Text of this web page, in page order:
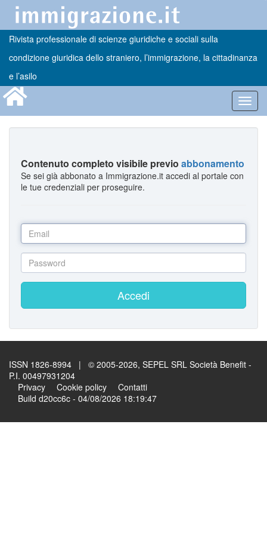
Rivista professionale di scienze giuridiche e sociali sulla
condizione giuridica dello straniero, l’immigrazione, la cittadinanza
e l’asilo
Contenuto completo visibile previo abbonamento
Se sei già abbonato a Immigrazione.it accedi al portale con
le tue credenziali per proseguire.
Accedi
ISSN 1826-8994 | © 2005-2026, SEPEL SRL Società Benefit -
P.I. 00497931204
Privacy
Cookie policy
Contatti
Build d20cc6c - 04/08/2026 18:19:47